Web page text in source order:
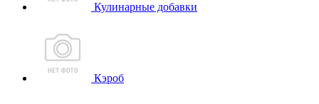
Кулинарные добавки
Кэроб